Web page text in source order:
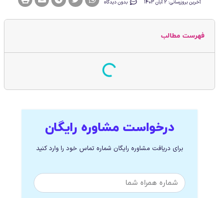
آخرین بروزرسانی: 2 آبان 1403 بدون دیدگاه
فهرست مطالب
درخواست مشاوره رایگان
برای دریافت مشاوره رایگان شماره تماس خود را وارد کنید